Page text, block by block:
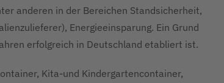
anderen in der Bereichen Standsicherheit,
Energieeinsparung. Ein Grund
erfolgreich in Deutschland etabliert ist.
Kita-und Kindergartencontainer,